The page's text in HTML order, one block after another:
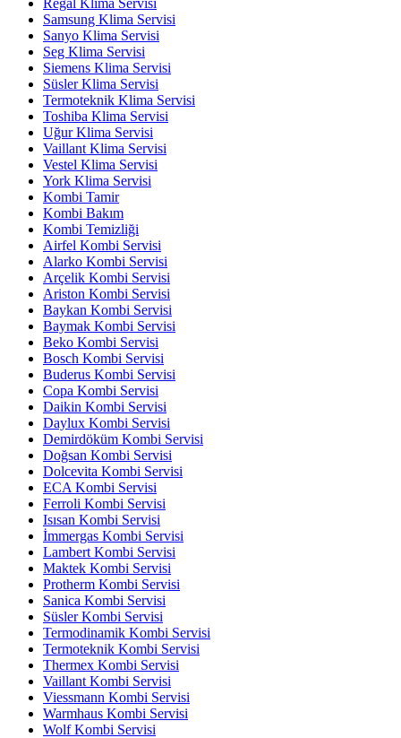
Samsung Klima Servisi
Sanyo Klima Servisi
Seg Klima Servisi
Siemens Klima Servisi
Süsler Klima Servisi
Termoteknik Klima Servisi
Toshiba Klima Servisi
Uğur Klima Servisi
Vaillant Klima Servisi
Vestel Klima Servisi
York Klima Servisi
Kombi Tamir
Kombi Bakım
Kombi Temizliği
Airfel Kombi Servisi
Alarko Kombi Servisi
Arçelik Kombi Servisi
Ariston Kombi Servisi
Baykan Kombi Servisi
Baymak Kombi Servisi
Beko Kombi Servisi
Bosch Kombi Servisi
Buderus Kombi Servisi
Copa Kombi Servisi
Daikin Kombi Servisi
Daylux Kombi Servisi
Demirdöküm Kombi Servisi
Doğsan Kombi Servisi
Dolcevita Kombi Servisi
ECA Kombi Servisi
Ferroli Kombi Servisi
Isısan Kombi Servisi
İmmergas Kombi Servisi
Lambert Kombi Servisi
Maktek Kombi Servisi
Protherm Kombi Servisi
Sanica Kombi Servisi
Süsler Kombi Servisi
Termodinamik Kombi Servisi
Termoteknik Kombi Servisi
Thermex Kombi Servisi
Vaillant Kombi Servisi
Viessmann Kombi Servisi
Warmhaus Kombi Servisi
Wolf Kombi Servisi